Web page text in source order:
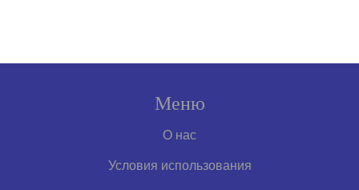
Меню
О нас
Условия использования